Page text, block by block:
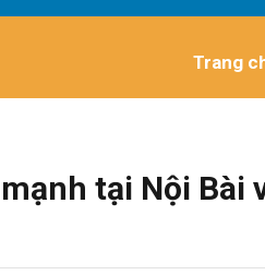
Trang
tại Nội Bài